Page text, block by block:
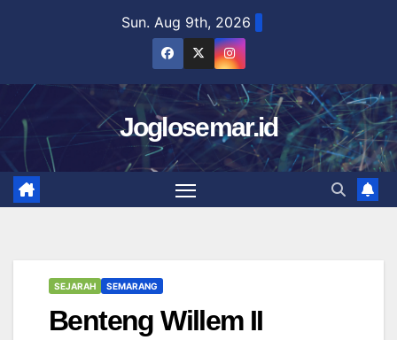
Sun. Aug 9th, 2026
Joglosemar.id
SEJARAH SEMARANG
Benteng Willem II